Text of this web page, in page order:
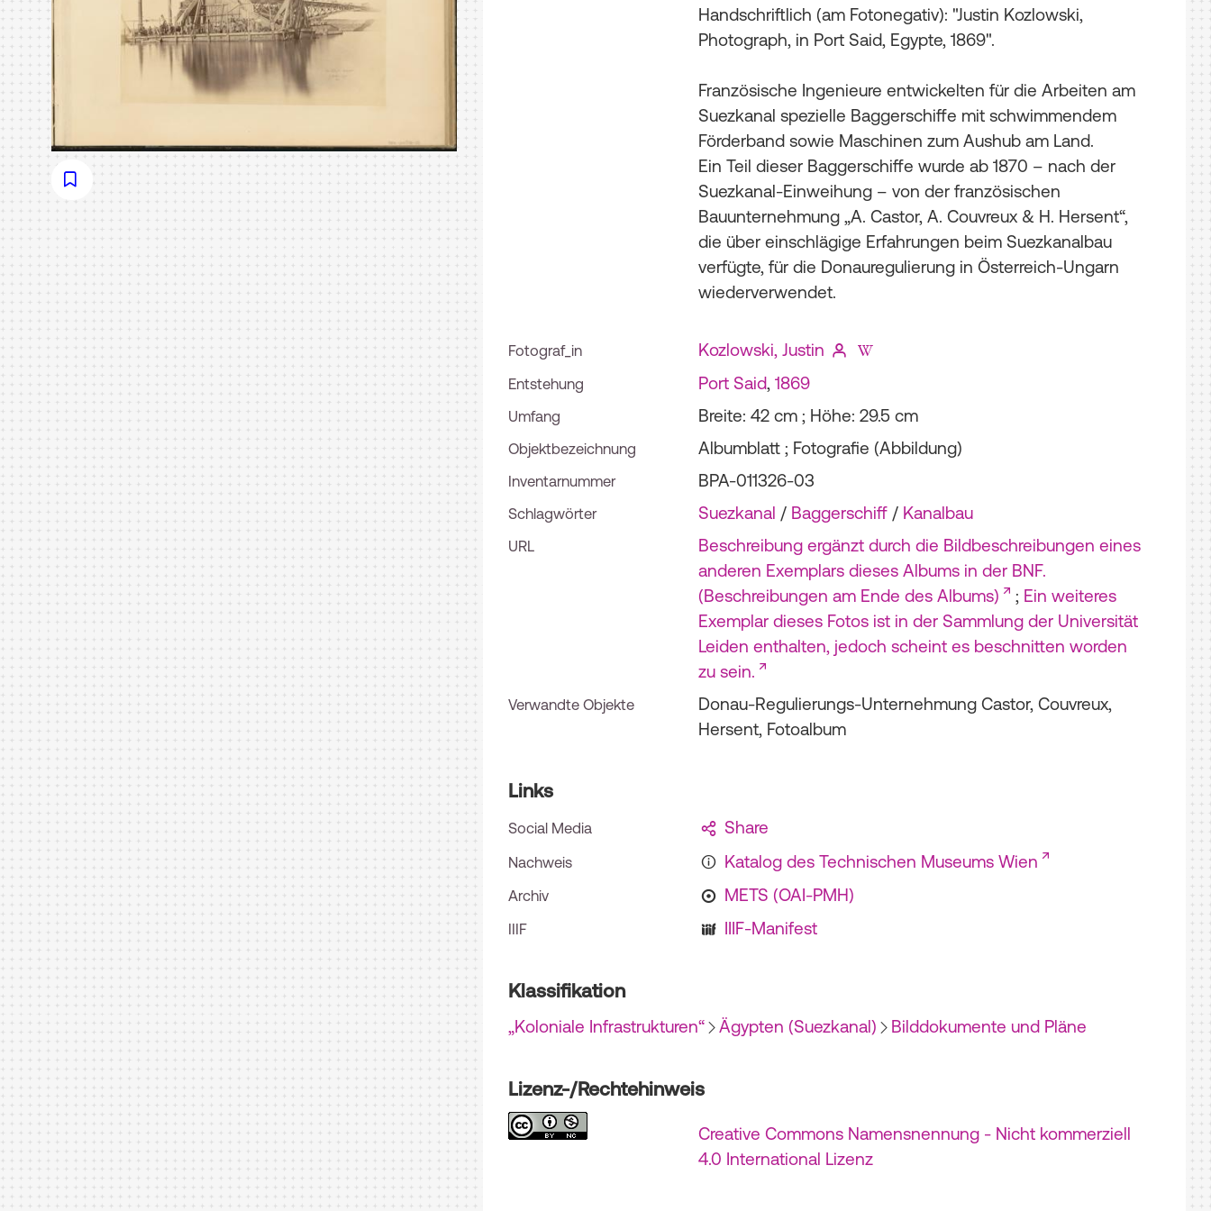
Handschriftlich (am Fotonegativ): "Justin Kozlowski,
Photograph, in Port Said, Egypte, 1869".
Französische Ingenieure entwickelten für die Arbeiten am
Suezkanal spezielle Baggerschiffe mit schwimmendem
Förderband sowie Maschinen zum Aushub am Land.
Ein Teil dieser Baggerschiffe wurde ab 1870 – nach der
Suezkanal-Einweihung – von der französischen
Bauunternehmung „A. Castor, A. Couvreux & H. Hersent“,
die über einschlägige Erfahrungen beim Suezkanalbau
verfügte, für die Donauregulierung in Österreich-Ungarn
wiederverwendet.
Fotograf_in Kozlowski, Justin
Entstehung Port Said, 1869
Umfang Breite: 42 cm ; Höhe: 29.5 cm
Objektbezeichnung Albumblatt ; Fotografie (Abbildung)
Inventarnummer BPA-011326-03
Schlagwörter Suezkanal / Baggerschiff / Kanalbau
URL
Beschreibung ergänzt durch die Bildbeschreibungen eines
anderen Exemplars dieses Albums in der BNF.
(Beschreibungen am Ende des Albums)
; Ein weiteres
Exemplar dieses Fotos ist in der Sammlung der Universität
Leiden enthalten, jedoch scheint es beschnitten worden
zu sein.
Verwandte Objekte
Donau-Regulierungs-Unternehmung Castor, Couvreux,
Hersent, Fotoalbum
Links
Social Media Share
Nachweis Katalog des Technischen Museums Wien
Archiv METS (OAI-PMH)
IIIF IIIF-Manifest
Klassifikation
„Koloniale Infrastrukturen“ Ägypten (Suezkanal) Bilddokumente und Pläne
Lizenz-/Rechtehinweis
Creative Commons Namensnennung - Nicht kommerziell
4.0 International Lizenz